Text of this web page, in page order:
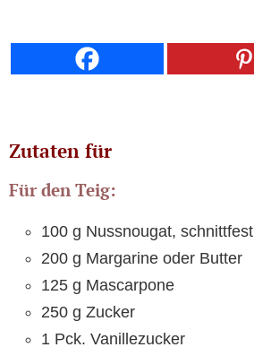
Zutaten für
Für den Teig:
100 g Nussnougat, schnittfest
200 g Margarine oder Butter
125 g Mascarpone
250 g Zucker
1 Pck. Vanillezucker